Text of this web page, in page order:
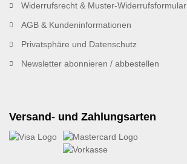
Widerrufsrecht & Muster-Widerrufsformular
AGB & Kundeninformationen
Privatsphäre und Datenschutz
Newsletter abonnieren / abbestellen
Versand- und Zahlungsarten